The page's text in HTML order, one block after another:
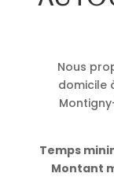
Nous
domicile
Temps
Montant